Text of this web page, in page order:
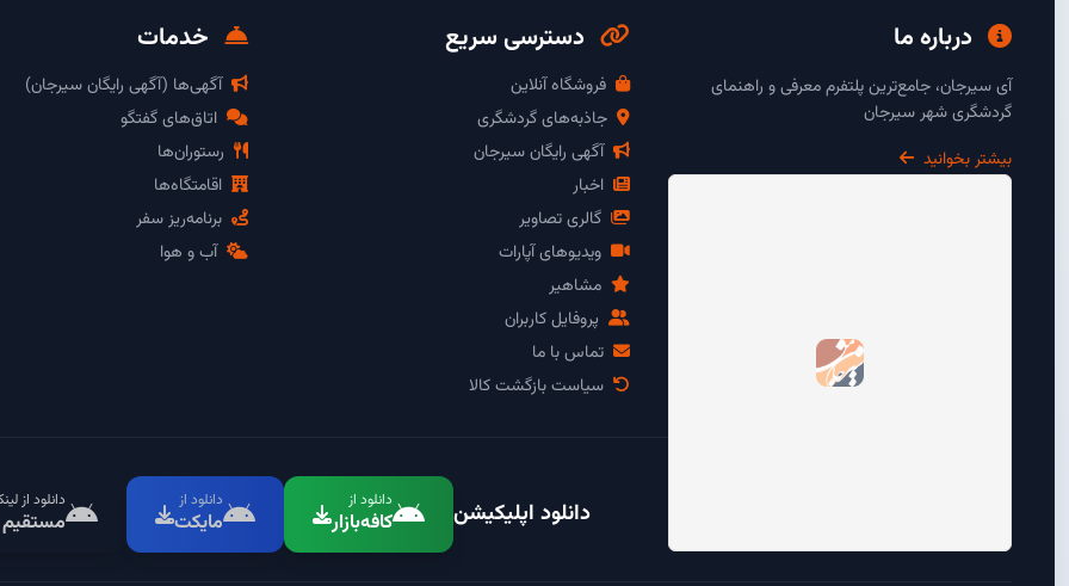
درباره ما
آی سیرجان، جامع‌ترین پلتفرم معرفی و راهنمای
گردشگری شهر سیرجان
بیشتر بخوانید
دسترسی سریع
فروشگاه آنلاین
جاذبه‌های گردشگری
آگهی رایگان سیرجان
اخبار
گالری تصاویر
ویدیوهای آپارات
مشاهیر
پروفایل کاربران
تماس با ما
سیاست بازگشت کالا
خدمات
آگهی‌ها (آگهی رایگان سیرجان)
اتاق‌های گفتگو
رستوران‌ها
اقامتگاه‌ها
برنامه‌ریز سفر
آب و هوا
دانلود اپلیکیشن دانلود از
کافه‌بازار
دانلود از
مایکت
دانلود از
مستقیم